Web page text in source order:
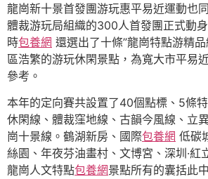
龍崗新十景首發團游玩惠平易近運動也
體裁游玩局組織的300人首發團正式動
時包養網 還選出了十條”龍崗特點游精
區浩繁的游玩休閑景點，為寬大市平易
參考。
本年的定向賽共設置了40個點標、5條
休閑線、體裁窪地線、古韻今風線、立
崗十景線。鶴湖新房、國際包養網 低碳
絲園、年夜芬油畫村、文博宮、深圳·紅
龍崗人文特點包養網景點所有的囊括此